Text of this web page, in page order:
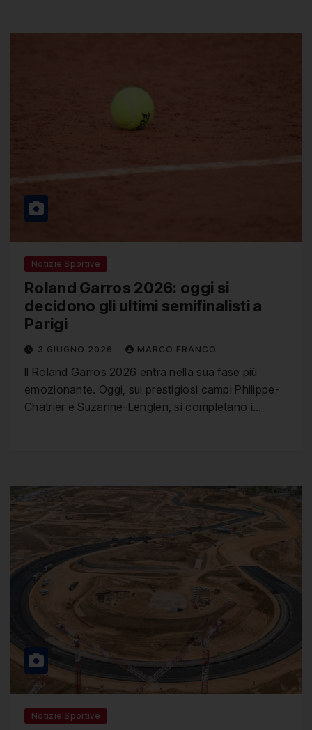
Notizie Sportive
Roland Garros 2026: oggi si
decidono gli ultimi semifinalisti a
Parigi
3 GIUGNO 2026 MARCO FRANCO
Il Roland Garros 2026 entra nella sua fase più
emozionante. Oggi, sui prestigiosi campi Philippe-
Chatrier e Suzanne-Lenglen, si completano i…
Notizie Sportive